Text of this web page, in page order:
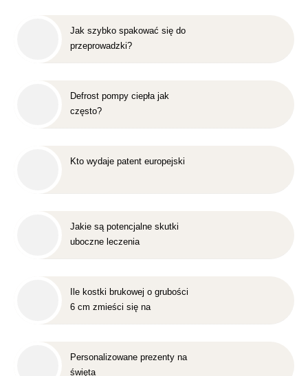
Jak szybko spakować się do
przeprowadzki?
Defrost pompy ciepła jak
często?
Kto wydaje patent europejski
Jakie są potencjalne skutki
uboczne leczenia
Ile kostki brukowej o grubości
6 cm zmieści się na
Personalizowane prezenty na
święta